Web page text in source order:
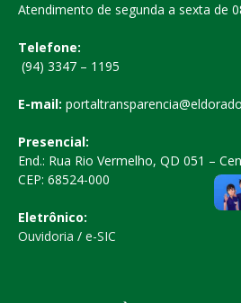
Atendimento de segunda a sexta de
Telefone:
(94) 3347 – 1195
E-mail:
Presencial:
End.: Rua Rio Vermelho, QD 051 –
CEP: 68524-000
Eletrônico:
Ouvidoria / e-SIC